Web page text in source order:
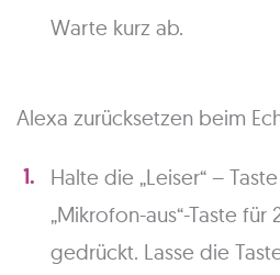
Warte kurz ab.
Alexa zurücksetzen beim
Halte die „Leiser“ –
„Mikrofon-aus“-Taste für
gedrückt. Lasse die